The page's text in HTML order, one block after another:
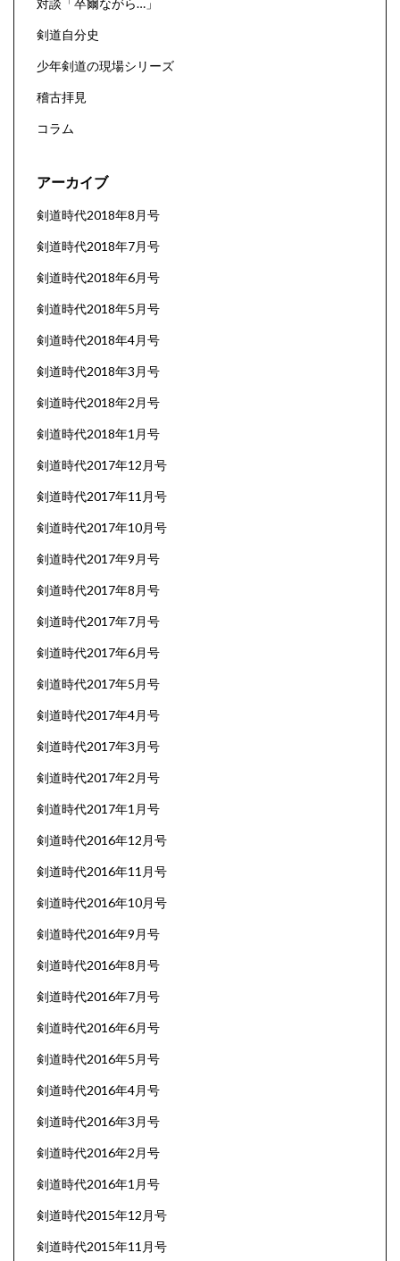
剣道自分史
少年剣道の現場シリーズ
稽古拝見
コラム
アーカイブ
剣道時代2018年8月号
剣道時代2018年7月号
剣道時代2018年6月号
剣道時代2018年5月号
剣道時代2018年4月号
剣道時代2018年3月号
剣道時代2018年2月号
剣道時代2018年1月号
剣道時代2017年12月号
剣道時代2017年11月号
剣道時代2017年10月号
剣道時代2017年9月号
剣道時代2017年8月号
剣道時代2017年7月号
剣道時代2017年6月号
剣道時代2017年5月号
剣道時代2017年4月号
剣道時代2017年3月号
剣道時代2017年2月号
剣道時代2017年1月号
剣道時代2016年12月号
剣道時代2016年11月号
剣道時代2016年10月号
剣道時代2016年9月号
剣道時代2016年8月号
剣道時代2016年7月号
剣道時代2016年6月号
剣道時代2016年5月号
剣道時代2016年4月号
剣道時代2016年3月号
剣道時代2016年2月号
剣道時代2016年1月号
剣道時代2015年12月号
剣道時代2015年11月号